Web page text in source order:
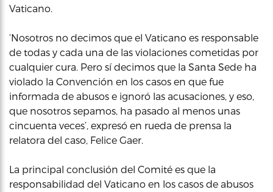
Vaticano.
‘Nosotros no decimos que el Vaticano es responsable
de todas y cada una de las violaciones cometidas por
cualquier cura. Pero sí decimos que la Santa Sede ha
violado la Convención en los casos en que fue
informada de abusos e ignoró las acusaciones, y eso,
que nosotros sepamos, ha pasado al menos unas
cincuenta veces’, expresó en rueda de prensa la
relatora del caso, Felice Gaer.
La principal conclusión del Comité es que la
responsabilidad del Vaticano en los casos de abusos